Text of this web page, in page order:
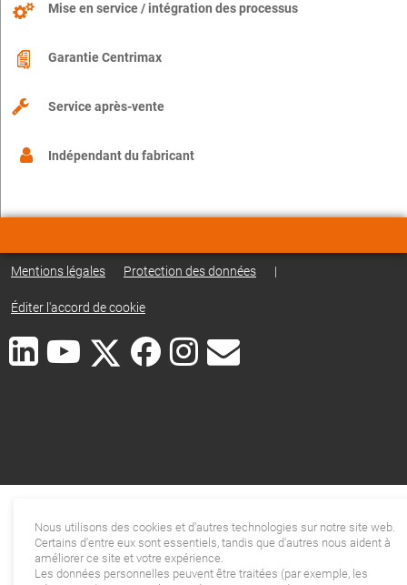
Mise en service / intégration des processus
Garantie Centrimax
Service après-vente
Indépendant du fabricant
Mentions légales Protection des données |
Éditer l'accord de cookie
Nous utilisons des cookies et d'autres technologies sur notre site web.
Certains d'entre eux sont essentiels, tandis que d'autres nous aident à
améliorer ce site et votre expérience.
Les données personnelles peuvent être traitées (par exemple, les